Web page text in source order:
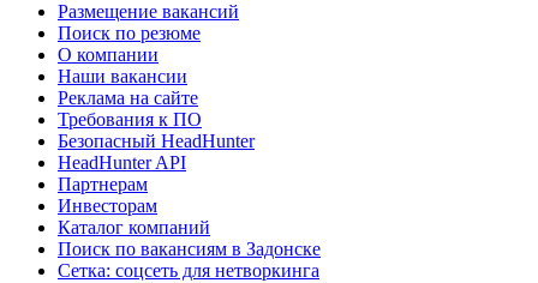
Размещение вакансий
Поиск по резюме
О компании
Наши вакансии
Реклама на сайте
Требования к ПО
Безопасный HeadHunter
HeadHunter API
Партнерам
Инвесторам
Каталог компаний
Поиск по вакансиям в Задонске
Сетка: соцсеть для нетворкинга